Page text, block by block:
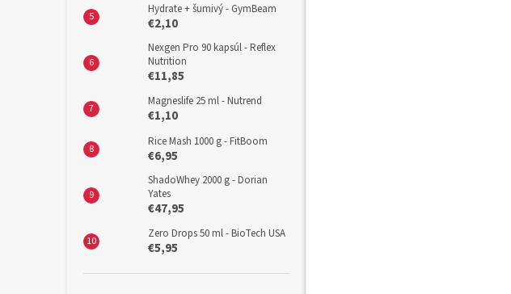
Hydrate + šumivý - GymBeam
€2,10
Nexgen Pro 90 kapsúl - Reflex
Nutrition
€11,85
Magneslife 25 ml - Nutrend
€1,10
Rice Mash 1000 g - FitBoom
€6,95
ShadoWhey 2000 g - Dorian
Yates
€47,95
Zero Drops 50 ml - BioTech USA
€5,95